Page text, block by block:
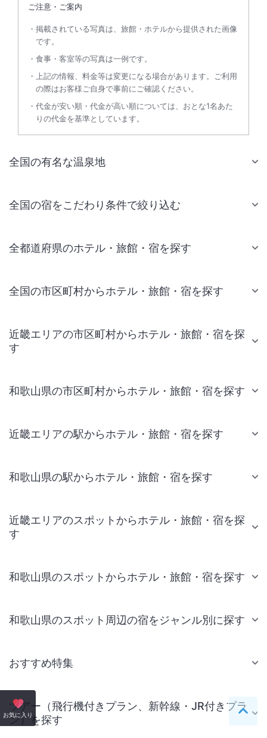
ご注意・ご案内
掲載されている写真は、旅館・ホテルから提供された画像
です。
食事・客室等の写真は一例です。
上記の情報、料金等は変更になる場合があります。ご利用
の際はお客様ご自身で事前にご確認ください。
代金が安い順・代金が高い順については、おとな1名あた
りの代金を基準としています。
お気に入り ペー
全国の有名な温泉地
全国の宿をこだわり条件で絞り込む
全都道府県のホテル・旅館・宿を探す
全国の市区町村からホテル・旅館・宿を探す
近畿エリアの市区町村からホテル・旅館・宿を探
す
和歌山県の市区町村からホテル・旅館・宿を探す
近畿エリアの駅からホテル・旅館・宿を探す
和歌山県の駅からホテル・旅館・宿を探す
近畿エリアのスポットからホテル・旅館・宿を探
す
和歌山県のスポットからホテル・旅館・宿を探す
和歌山県のスポット周辺の宿をジャンル別に探す
おすすめ特集
ツアー（飛行機付きプラン、新幹線・JR付きプラ
ン）を探す